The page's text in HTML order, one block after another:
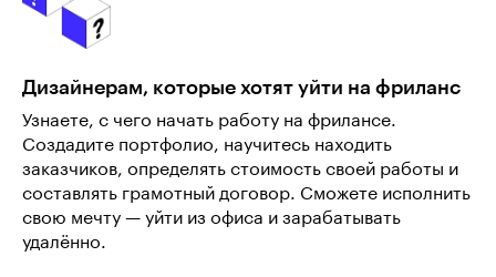
Дизайнерам, которые хотят уйти на фриланс
Узнаете, с чего начать работу на фрилансе.
Создадите портфолио, научитесь находить
заказчиков, определять стоимость своей работы и
составлять грамотный договор. Сможете исполнить
свою мечту — уйти из офиса и зарабатывать
удалённо.